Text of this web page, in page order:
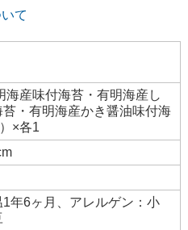
て
海産味付海苔・有明海産し
苔・有明海産かき醤油味付海
×各1
年6ヶ月、アレルゲン：小